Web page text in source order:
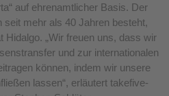
auf ehrenamtlicher Basis. Der
seit mehr als 40 Jahren besteht,
Hidalgo. „Wir freuen uns, dass wir
und zur internationalen
können, indem wir unsere
lassen“, erläutert takefive-